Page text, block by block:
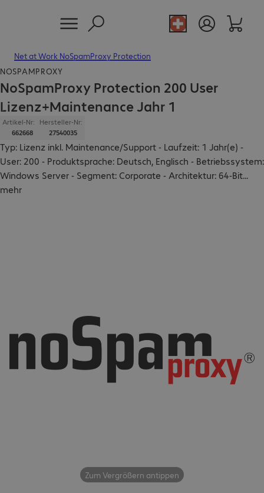
Net at Work NoSpamProxy Protection
Zum Vergrößern antippen
NOSPAMPROXY
NoSpamProxy Protection 200 User
Lizenz+Maintenance Jahr 1
Artikel-Nr:
662668
Hersteller-Nr:
27540035
Typ: Lizenz inkl. Maintenance/Support - Laufzeit: 1 Jahr(e) -
User: 200 - Produktsprache: Deutsch, Englisch - Betriebssystem:
Windows Server - Segment: Corporate - Architektur: 64-Bit...
mehr